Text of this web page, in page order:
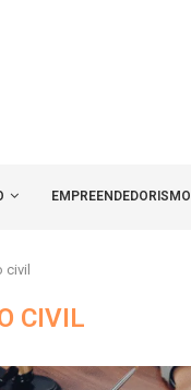
EMPREENDEDORISMO
civil
CIVIL